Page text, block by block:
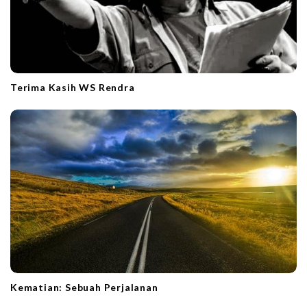
Terima Kasih WS Rendra
Kematian: Sebuah Perjalanan